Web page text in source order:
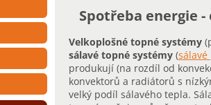
Spotřeba energie
Velkoplošné topné systémy
sálavé topné systémy (
produkují (na rozdíl od
konvektorů a radiátorů s
velký podíl sálavého tepla.